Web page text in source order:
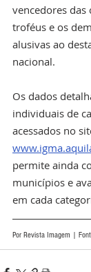
vencedores das
troféus e os
alusivas ao
nacional.
Os dados
individuais de
acessados no
permite ainda
municípios e
em cada
Por Revista Imagem |